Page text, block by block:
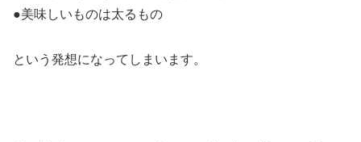
●美味しいものは太るもの
という発想になってしまいます。